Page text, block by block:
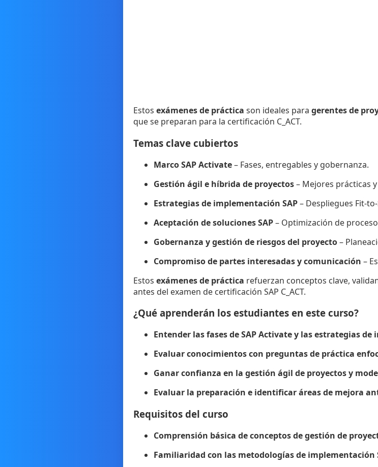
Estos exámenes de práctica son ideales para gerentes de
que se preparan para la certificación C_ACT.
Temas clave cubiertos
Marco SAP Activate– Fases, entregables y gobernanza.
Gestión ágil e híbrida de proyectos– Mejores prácticas
Estrategias de implementación SAP– Despliegues Fit-
Aceptación de soluciones SAP– Optimización de
Gobernanza y gestión de riesgos del proyecto–
Compromiso de partes interesadas y comunicación –
Estos exámenes de práctica refuerzan conceptos clave,
antes del examen de certificación SAP C_ACT.
¿Qué aprenderán los estudiantes en este curso?
Entender las fases de SAP Activate y las estrategias
Evaluar conocimientos con preguntas de práctica
Ganar confianza en la gestión ágil de proyectos y
Evaluar la preparación e identificar áreas de mejora
Requisitos del curso
Comprensión básica de conceptos de gestión de
Familiaridad con las metodologías de implementación